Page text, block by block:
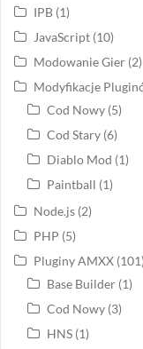
IPB (1)
JavaScript (10)
Modowanie Gier (2)
Modyfikacje
Cod Nowy (5)
Cod Stary (6)
Diablo Mod (1)
Paintball (1)
Node.js (2)
PHP (5)
Pluginy AMXX (101)
Base Builder (1)
Cod Nowy (3)
HNS (1)